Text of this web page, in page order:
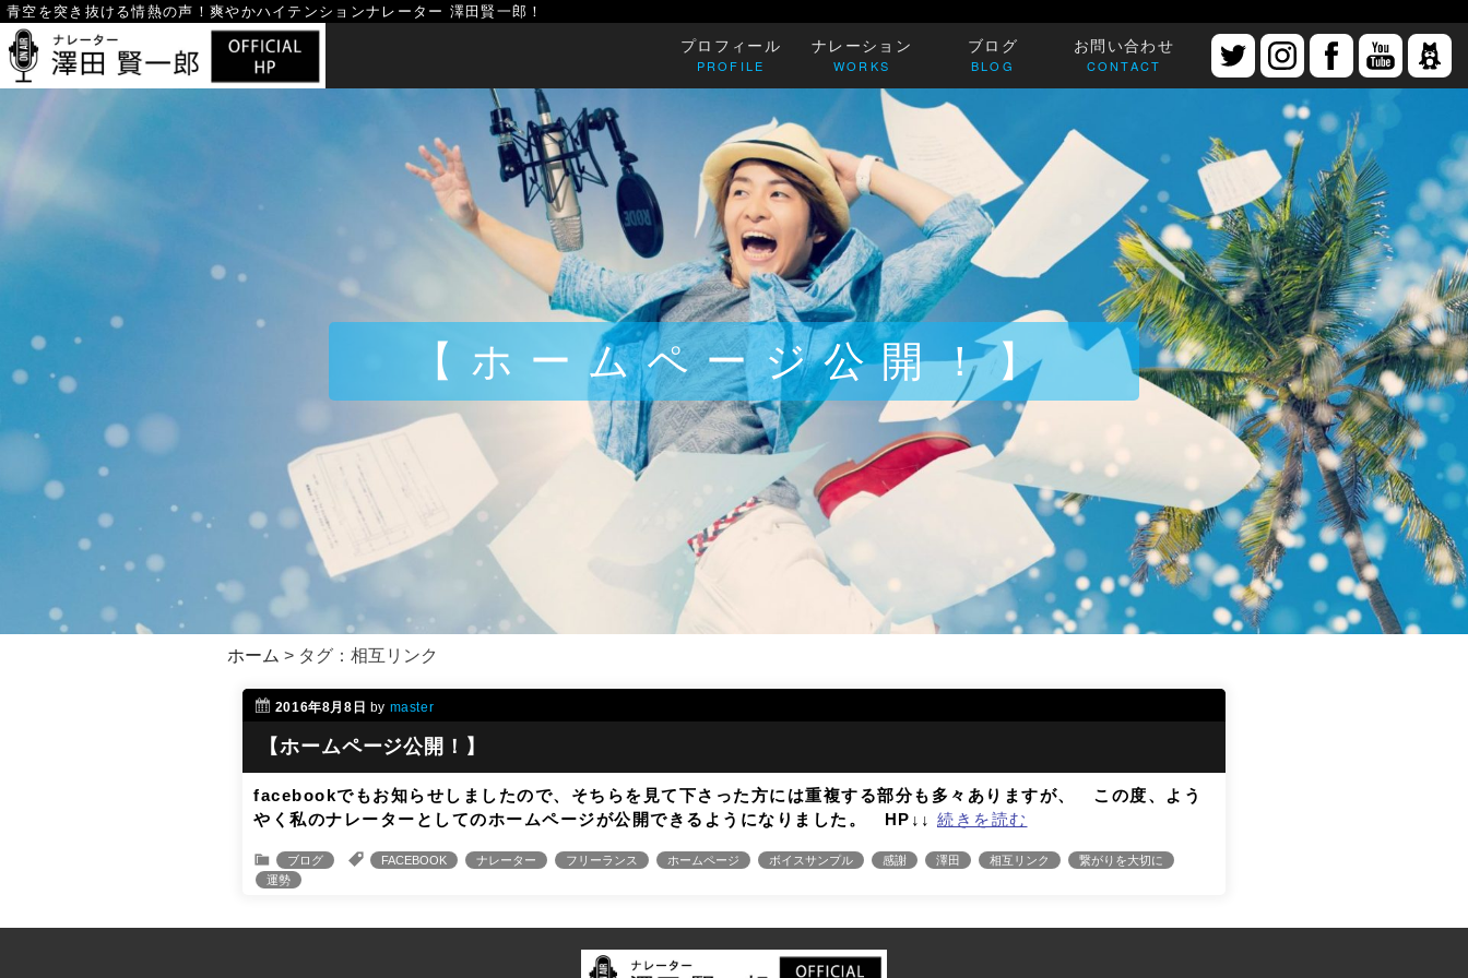
Skip
content
青空を突き抜ける情熱の声！ 爽やかハイテンションナレーター 澤田賢一郎！
プロフィール
PROFILE
ナレーション
WORKS
ブログ
BLOG
お問い合わせ
CONTACT
【ホームページ公開！】
ホーム > タグ：相互リンク
2016年8月8日 by master
【ホームページ公開！】
facebookでもお知らせしましたので、そちらを見て下さった方には重複する部分も多々ありますが、 この度、よう
やく私のナレーターとしてのホームページが公開できるようになりました。 HP↓↓ 続きを読む
ブログ FACEBOOK ナレーター フリーランス ホームページ ボイスサンプル 感謝 澤田 相互リンク
繋がりを大切に
運勢